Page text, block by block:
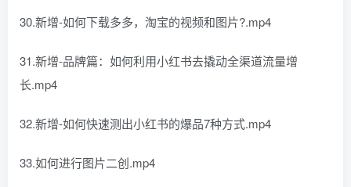
30.新增-如何下载多多，淘宝的视频和图片?.mp4
31.新增-品牌篇：如何利用小红书去撬动全渠道流量增
长.mp4
32.新增-如何快速测出小红书的爆品7种方式.mp4
33.如何进行图片二创.mp4